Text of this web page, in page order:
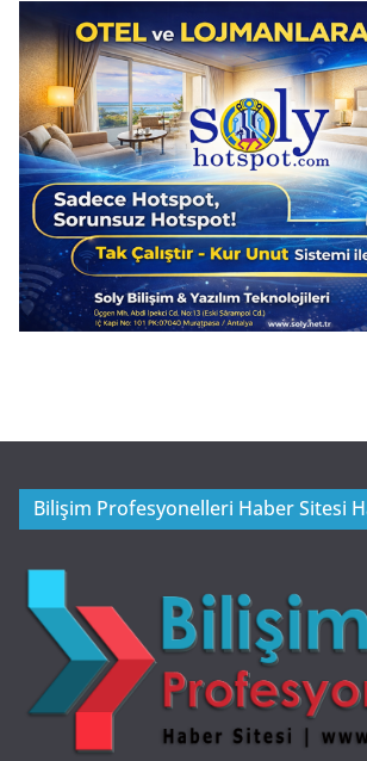
Bilişim Profesyonelleri Haber Sitesi